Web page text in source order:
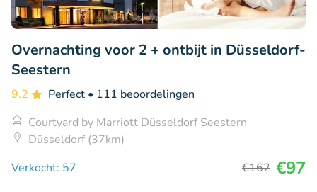
Overnachting voor 2 + ontbijt in Düsseldorf-
Seestern
9.2 Perfect • 111 beoordelingen
Courtyard by Marriott Düsseldorf Seestern
Düsseldorf (37km)
Verkocht: 57
€162 €97